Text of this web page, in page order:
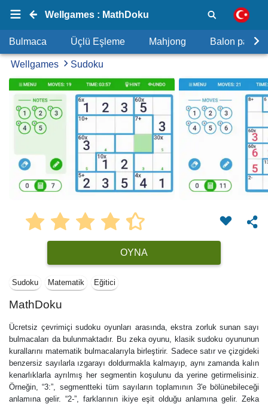
Wellgames : MathDoku
Bulmaca Üçlü Eşleme Mahjong Balon
Wellgames Sudoku
OYNA
Sudoku Matematik Eğitici
MathDoku
Ücretsiz çevrimiçi sudoku oyunları arasında, ekstra zorluk sunan sayı
bulmacaları da bulunmaktadır. Bu zeka oyunu, klasik sudoku oyununun
kurallarını matematik bulmacalarıyla birleştirir. Sadece satır ve çizgideki
benzersiz sayılarla ızgarayı doldurmakla kalmayıp, aynı zamanda kalın
kenarlıklarla ayrılmış her segmentin koşulunu da yerine getirmelisiniz.
Örneğin, “3:”, segmentteki tüm sayıların toplamının 3'e bölünebileceği
anlamına gelir. “2-”, farklarının ikiye eşit olduğu anlamına gelir. Zeka